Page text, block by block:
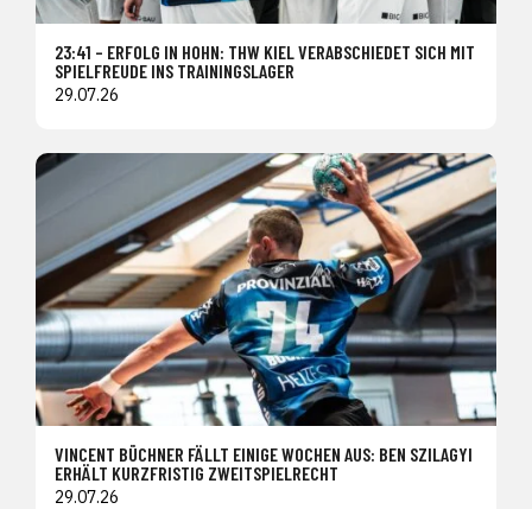
23:41 – ERFOLG IN HOHN: THW KIEL VERABSCHIEDET SICH MIT
SPIELFREUDE INS TRAININGSLAGER
29.07.26
VINCENT BÜCHNER FÄLLT EINIGE WOCHEN AUS: BEN SZILAGYI
ERHÄLT KURZFRISTIG ZWEITSPIELRECHT
29.07.26